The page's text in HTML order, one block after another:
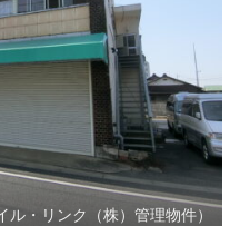
ル・リンク（株）管理物件）